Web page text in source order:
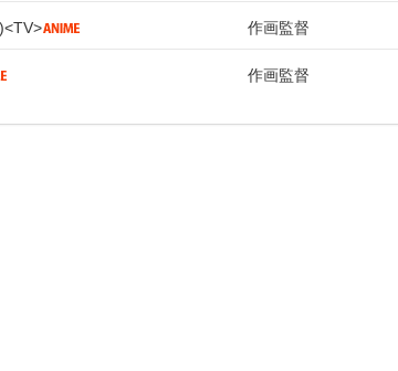
TV 作画監督
作画監督